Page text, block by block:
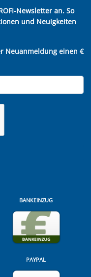
Newsletter an. So
und Neuigkeiten
Neuanmeldung einen €
BANKEINZUG
PAYPAL